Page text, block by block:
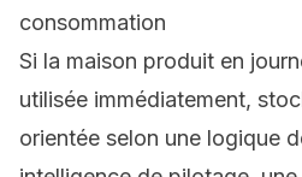
consommation
Si la maison produit en
utilisée immédiatement,
orientée selon une logique